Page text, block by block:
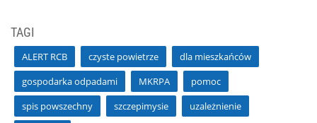
TAGI
ALERT RCB czyste powietrze
dla mieszkańców
gospodarka odpadami
MKRPA
pomoc
spis powszechny
szczepimysie
uzależnienie